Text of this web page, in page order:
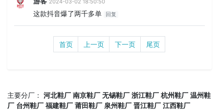
这款抖音爆了两千多单 回复
首页 上一页 下一页 尾页
主要分厂： 河北鞋厂 南京鞋厂 无锡鞋厂 浙江鞋厂 杭州鞋厂 温州鞋
厂 台州鞋厂 福建鞋厂 莆田鞋厂 泉州鞋厂 晋江鞋厂 江西鞋厂